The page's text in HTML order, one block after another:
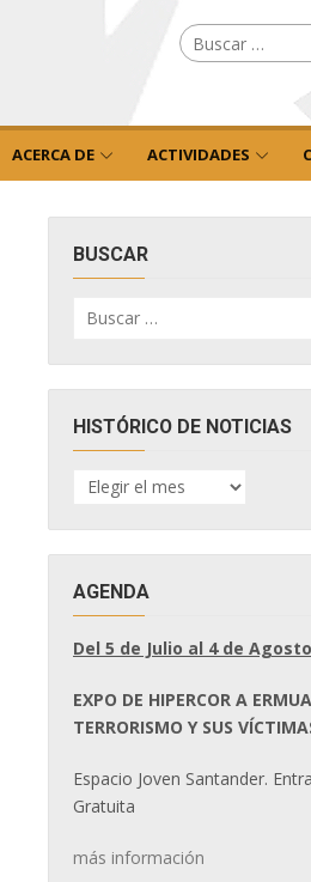
Buscar
por:
ACERCA DE ACTIVIDADES
BUSCAR
por:
HISTÓRICO DE NOTICIAS
HISTÓRICO
DE
AGENDA
Del 5 de Julio al 4 de Agosto
EXPO DE HIPERCOR A
TERRORISMO Y SUS
Espacio Joven Santander.
Gratuita
más información